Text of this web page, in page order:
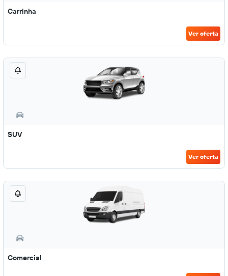
Carrinha
Ver oferta
SUV
Ver oferta
Comercial